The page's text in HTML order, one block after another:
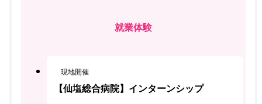
就業体験
現地開催
【仙塩総合病院】インターンシップ